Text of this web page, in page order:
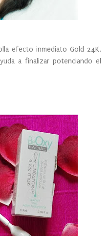
efecto inmediato Gold 24K,
a finalizar potenciando el